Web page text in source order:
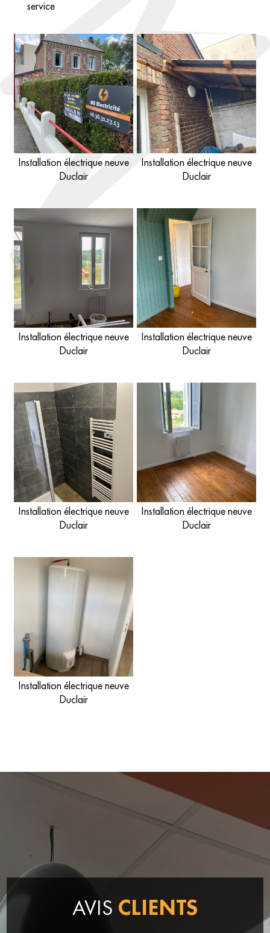
service
Installation électrique neuve
Duclair
Installation électrique neuve
Duclair
Installation électrique neuve
Duclair
Installation électrique neuve
Duclair
Installation électrique neuve
Duclair
Installation électrique neuve
Duclair
Installation électrique neuve
Duclair
AVIS CLIENTS